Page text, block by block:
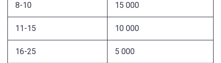
8-10 15 000
11-15 10 000
16-25 5 000